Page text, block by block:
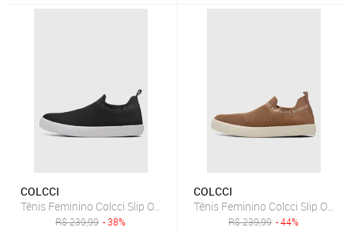
COLCCI
Tênis Feminino Colcci Slip On Preto
R$239,99 - 38%
COLCCI
Tênis Feminino Colcci Slip On
R$239,99 - 44%